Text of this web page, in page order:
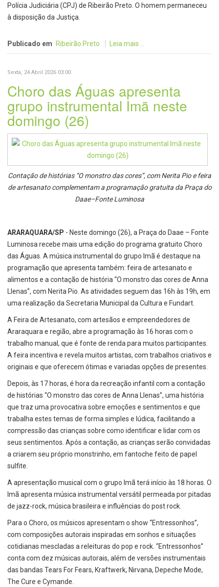
Polícia Judiciária (CPJ) de Ribeirão Preto. O homem permaneceu
à disposição da Justiça.
Publicado em Ribeirão Preto Leia mais ...
Sexta, 24 Abril 2026 03:00
Choro das Águas apresenta
grupo instrumental Imã neste
domingo (26)
Contação de histórias “O monstro das cores”, com Nerita Pio e feira
de artesanato complementam a programação gratuita da Praça do
Daae–Fonte Luminosa
ARARAQUARA/SP - Neste domingo (26), a Praça do Daae – Fonte
Luminosa recebe mais uma edição do programa gratuito Choro
das Águas. A música instrumental do grupo Imã é destaque na
programação que apresenta também: feira de artesanato e
alimentos e a contação de história “O monstro das cores de Anna
Llenas”, com Nerita Pio. As atividades seguem das 16h às 19h, em
uma realização da Secretaria Municipal da Cultura e Fundart.
A Feira de Artesanato, com artesãos e empreendedores de
Araraquara e região, abre a programação às 16 horas com o
trabalho manual, que é fonte de renda para muitos participantes.
A feira incentiva e revela muitos artistas, com trabalhos criativos e
originais e que oferecem ótimas e variadas opções de presentes.
Depois, às 17 horas, é hora da recreação infantil com a contação
de histórias “O monstro das cores de Anna Llenas”, uma história
que traz uma provocativa sobre emoções e sentimentos e que
trabalha estes temas de forma simples e lúdica, facilitando a
compressão das crianças sobre como identificar e lidar com os
seus sentimentos. Após a contação, as crianças serão convidadas
a criarem seu próprio monstrinho, em fantoche feito de papel
sulfite.
A apresentação musical com o grupo Imã terá início às 18 horas. O
Imã apresenta música instrumental versátil permeada por pitadas
de jazz-rock, música brasileira e influências do post rock.
Para o Choro, os músicos apresentam o show “Entressonhos”,
com composições autorais inspiradas em sonhos e situações
cotidianas mescladas a releituras do pop e rock. “Entressonhos”
conta com dez músicas autorais, além de versões instrumentais
das bandas Tears For Fears, Kraftwerk, Nirvana, Depeche Mode,
The Cure e Cymande.